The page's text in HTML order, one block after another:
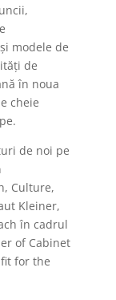
modele de
de
în noua
cheie
de noi pe
Culture,
Kleiner,
în cadrul
of Cabinet
for the